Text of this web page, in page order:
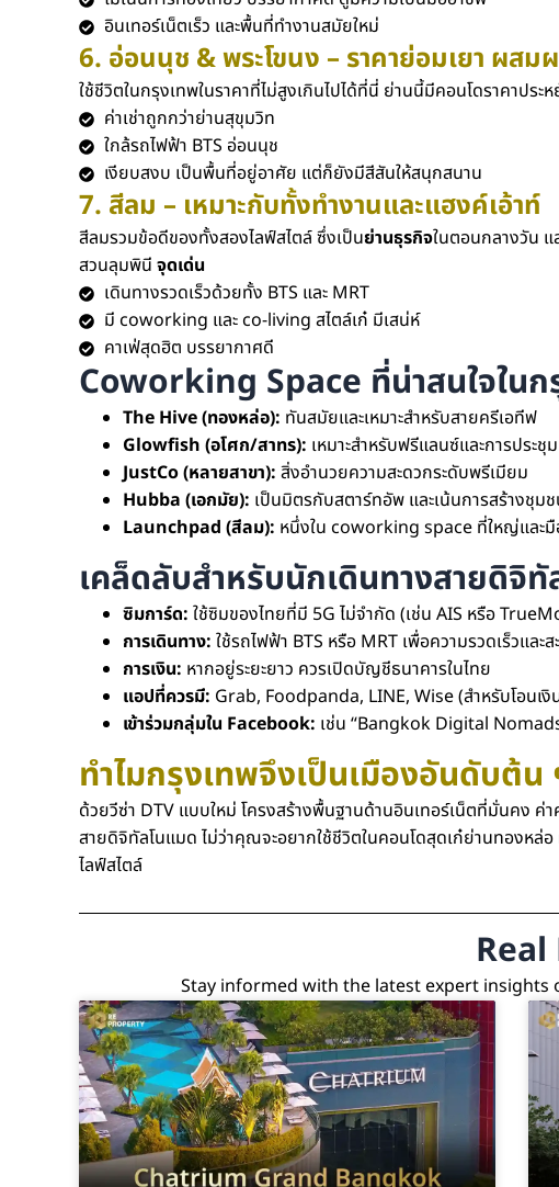
อินเทอร์เน็ตเร็ว และพื้นที่ทำงานสมัยใหม่
6. อ่อนนุช & พระโขนง – ราคาย่อมเยา ผส
ใช้ชีวิตในกรุงเทพในราคาที่ไม่สูงเกินไปได้ที่นี่ ย่านนี้มีคอนโดราคาป
ค่าเช่าถูกกว่าย่านสุขุมวิท
ใกล้รถไฟฟ้า BTS อ่อนนุช
เงียบสงบ เป็นพื้นที่อยู่อาศัย แต่ก็ยังมีสีสันให้สนุกสนาน
7. สีลม – เหมาะกับทั้งทำงานและแฮงค์เอ้าท์
สีลมรวมข้อดีของทั้งสองไลฟ์สไตล์ ซึ่งเป็นย่านธุรกิจในตอนกลางวัน แ
สวนลุมพินี จุดเด่น
เดินทางรวดเร็วด้วยทั้ง BTS และ MRT
มี coworking และ co-living สไตล์เก๋ มีเสน่ห์
คาเฟ่สุดฮิต บรรยากาศดี
Coworking Space ที่น่าสนใจในก
The Hive (ทองหล่อ): ทันสมัยและเหมาะสำหรับสายครีเอทีฟ
Glowfish (อโศก/สาทร): เหมาะสำหรับฟรีแลนซ์และการประชุม
JustCo (หลายสาขา): สิ่งอำนวยความสะดวกระดับพรีเมียม
Hubba (เอกมัย): เป็นมิตรกับสตาร์ทอัพ และเน้นการสร้างชุม
Launchpad (สีลม): หนึ่งใน coworking space ที่ใหญ่และ
เคล็ดลับสำหรับนักเดินทางสายดิจิ
ซิมการ์ด: ใช้ซิมของไทยที่มี 5G ไม่จำกัด (เช่น AIS หรือ
การเดินทาง: ใช้รถไฟฟ้า BTS หรือ MRT เพื่อความรวดเร็วและส
การเงิน: หากอยู่ระยะยาว ควรเปิดบัญชีธนาคารในไทย
แอปที่ควรมี: Grab, Foodpanda, LINE, Wise (สำหรับโอนเงิ
เข้าร่วมกลุ่มใน Facebook: เช่น “Bangkok Digital
ทำไมกรุงเทพจึงเป็นเมืองอันดับต้
ด้วยวีซ่า DTV แบบใหม่ โครงสร้างพื้นฐานด้านอินเทอร์เน็ตที่มั่นคง ค่
สายดิจิทัลโนแมด ไม่ว่าคุณจะอยากใช้ชีวิตในคอนโดสุดเก๋ย่านทองห
ไลฟ์สไตล์
Stay informed with the latest expert